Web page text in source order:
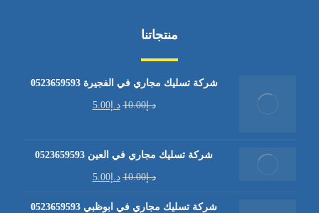
منتجاتنا
شركة تسليك مجاري في الفجيرة 0523659593
د.إ10.00 د.إ5.00
شركة تسليك مجاري في العين 0523659593
د.إ10.00 د.إ5.00
شركة تسليك مجاري في ابوظبي 0523659593